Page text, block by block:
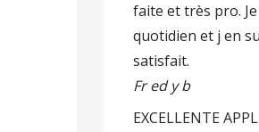
faite et très pro.
quotidien et j en
satisfait.
Fr ed y b
EXCELLENTE